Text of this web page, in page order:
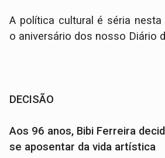
A política cultural é séria nesta
o aniversário dos nosso Diário
DECISÃO
Aos 96 anos, Bibi Ferreira
se aposentar da vida artística